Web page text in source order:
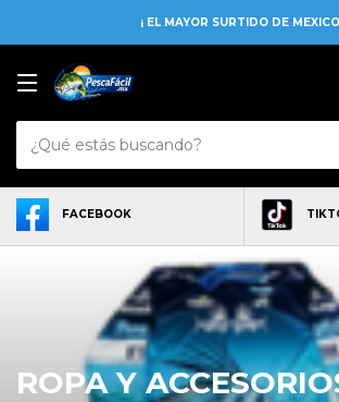
¡ EL MAYOR SURTIDO DE
FACEBOOK
ROPA Y